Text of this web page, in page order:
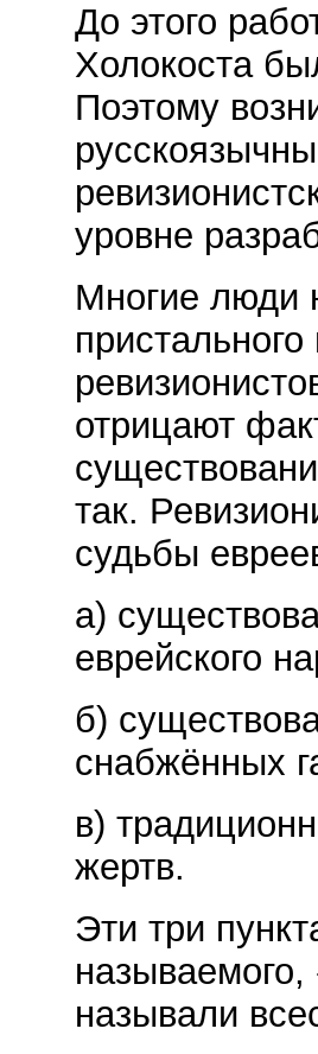
До этого
Холокоста
Поэтому
уровне
Многие люди
отрицают
так.
судьбы
а)
еврейского
б)
снабжённых
в)
жертв.
Эти три
называли